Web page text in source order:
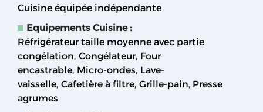
Cuisine équipée indépendante
Equipements Cuisine:
Réfrigérateur taille moyenne avec partie
congélation Congélateur Four
encastrable Micro-ondes Lave-
vaisselle Cafetière à filtre Grille-pain Presse
agrumes